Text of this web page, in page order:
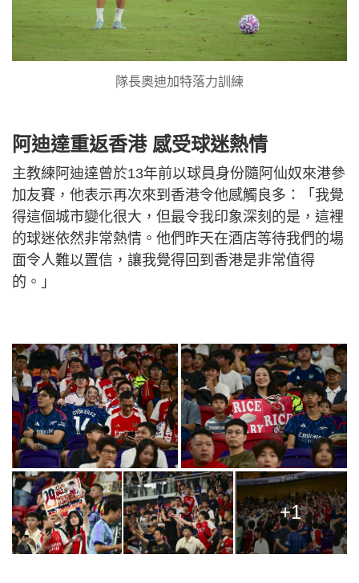
隊長奧迪加特落力訓練
阿迪達重返香港 感受球迷熱情
主教練阿迪達曾於13年前以球員身份隨阿仙奴來港參
加友賽，他表示再次來到香港令他感觸良多：「我覺
得這個城市變化很大，但最令我印象深刻的是，這裡
的球迷依然非常熱情。他們昨天在酒店等待我們的場
面令人難以置信，讓我覺得回到香港是非常值得
的。」
+1